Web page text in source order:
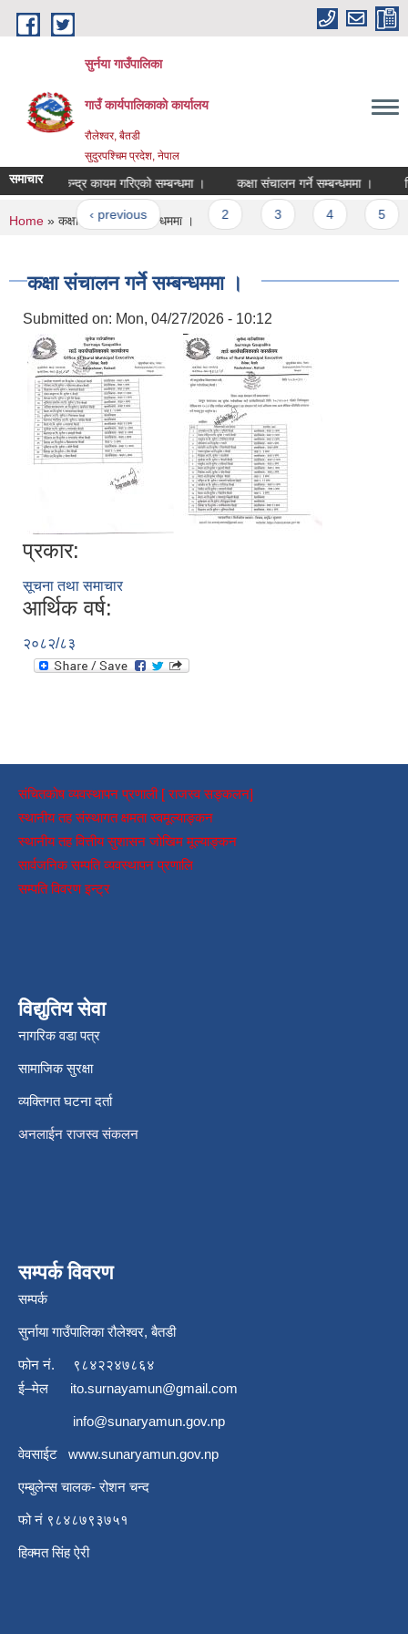
Skip to main content
सुर्नया गाउँपालिका
गाउँ कार्यपालिकाकाे कार्यालय
रौलेश्वर, बैतडी
सुदुरपश्चिम प्रदेश, नेपाल
समाचार
वृद्धि परीक्षा केन्द्र कायम गरिएको सम्बन्धमा । कक्षा संचालन गर्ने सम्बन्धममा ।
« first ‹ previous … 2 3 4 5
You are here
Home » कक्षा संचालन गर्ने सम्बन्धममा ।
कक्षा संचालन गर्ने सम्बन्धममा ।
Submitted on: Mon, 04/27/2026 - 10:12
प्रकार:
सूचना तथा समाचार
आर्थिक वर्ष:
२०८२/८३
संचितकोष व्यवस्थापन प्रणाली [ राजस्व सङ्कलन]
स्थानीय तह संस्थागत क्षमता स्वमूल्याङ्कन
स्थानीय तह वित्तीय सुशासन जोखिम मूल्याङ्कन
सार्वजनिक सम्पति व्यवस्थापन प्रणालि
सम्पति विवरण इन्ट्र
विद्युतिय सेवा
नागरिक वडा पत्र
सामाजिक सुरक्षा
व्यक्तिगत घटना दर्ता
अनलाईन राजस्व संकलन
सम्पर्क विवरण
सम्पर्क
सुर्नाया गाउँपालिका रौलेश्वर, बैतडी
फोन नं.
९८४२२४७८६४
ई–मेल ito.surnayamun@gmail.com
info@sunaryamun.gov.np
वेवसाईट www.sunaryamun.gov.np
एम्बुलेन्स चालक- रोशन चन्द
फो नं ९८४८७९३७५१
हिक्मत सिंह ऐरी